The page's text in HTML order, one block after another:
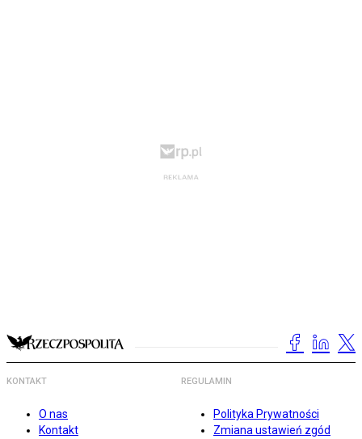
KONTAKT
O nas
Kontakt
REGULAMIN
Polityka Prywatności
Zmiana ustawień zgód